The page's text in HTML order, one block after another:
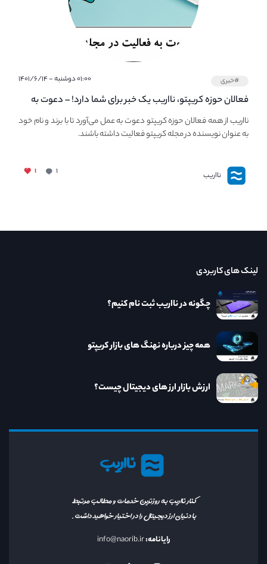
#خبری ۰۱:۰۰ دوشنبه - ۱۴۰۱/۶/۱۴
فعالان حوزه کریپتو، نااریب یک خبر برای شما دارد! – دعوت به
فعالیت در مجله کریپتو
نااریب از همه فعالان حوزه کریپتو دعوت به عمل می‌آورد تا با برند و نام خود
به عنوان نویسنده در مجله کریپتو فعالیت داشته باشند.
نااریب ۱ ۱
نااریب
کنار نااریب به روزترین خدمات و مطالب مرتبط
با دنیای ارز دیجیتال را در اختیار خواهید داشت.
رایانامه:info@naorib.ir
لینک های کاربردی
چگونه در نااریب ثبت نام کنیم؟
همه چیز درباره نهنگ های بازار کریپتو
ارزش بازار ارز های دیجیتال چیست؟